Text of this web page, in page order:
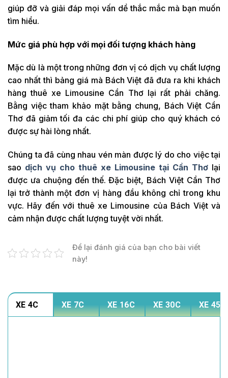
giúp đỡ và giải đáp mọi vấn dề thắc mắc mà bạn muốn
tìm hiểu.
Mức giá phù hợp với mọi đối tượng khách hàng
Mặc dù là một trong những đơn vị có dịch vụ chất lượng
cao nhất thì bảng giá mà Bách Việt đã đưa ra khi khách
hàng thuê xe Limousine Cần Thơ lại rất phải chăng.
Bằng việc tham khảo mặt bằng chung, Bách Việt Cần
Thơ đã giảm tối đa các chi phí giúp cho quý khách có
được sự hài lòng nhất.
Chúng ta đã cùng nhau vén màn được lý do cho việc tại
sao dịch vụ cho thuê xe Limousine tại Cần Thơ lại
được ưa chuộng đến thế. Đặc biệt, Bách Việt Cần Thơ
lại trở thành một đơn vị hàng đầu không chỉ trong khu
vực. Hãy đến với thuê xe Limousine của Bách Việt và
cảm nhận được chất lượng tuyệt vời nhất.
Để lại đánh giá của bạn cho bài viết
này!
XE 4C XE 7C XE 16C XE 30C XE 45C